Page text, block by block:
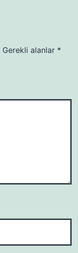
Gerekli alanlar *